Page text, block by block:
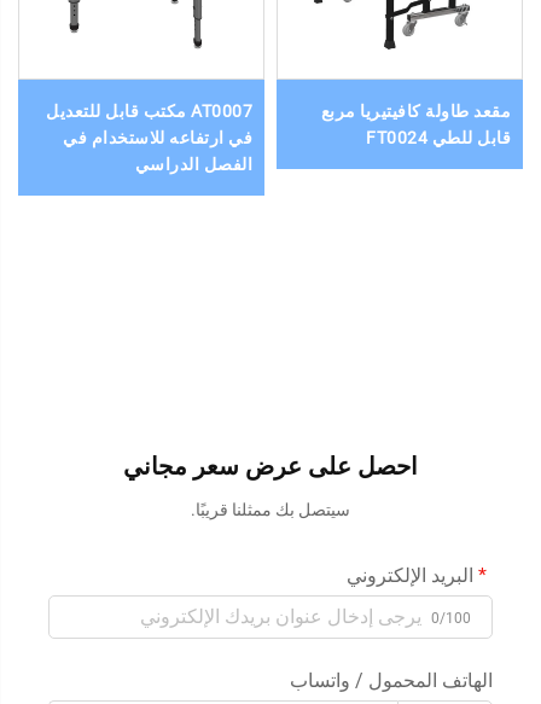
مقعد طاولة كافيتيريا مربع
قابل للطي FT0024
AT0007 مكتب قابل للتعديل
في ارتفاعه للاستخدام في
الفصل الدراسي
احصل على عرض سعر مجاني
سيتصل بك ممثلنا قريبًا.
البريد الإلكتروني
0/100
الهاتف المحمول / واتساب